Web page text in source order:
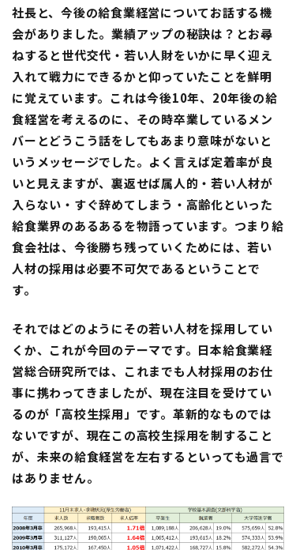
社長と、今後の給食業経営についてお話する機
会がありました。業績アップの秘訣は？とお尋
ねすると世代交代・若い人財をいかに早く迎え
入れて戦力にできるかと仰っていたことを鮮明
に覚えています。これは今後10年、20年後の給
食経営を考えるのに、その時卒業しているメン
バーとどうこう話をしてもあまり意味がないと
いうメッセージでした。よく言えば定着率が良
いと見えますが、裏返せば属人的・若い人材が
入らない・すぐ辞めてしまう・高齢化といった
給食業界のあるあるを物語っています。つまり給
食会社は、今後勝ち残っていくためには、若い
人材の採用は必要不可欠であるということで
す。
それではどのようにその若い人材を採用してい
くか、これが今回のテーマです。日本給食業経
営総合研究所では、これまでも人材採用のお仕
事に携わってきましたが、現在注目を受けてい
るのが「高校生採用」です。革新的なものでは
ないですが、現在この高校生採用を制すること
が、未来の給食経営を左右するといっても過言で
はありません。